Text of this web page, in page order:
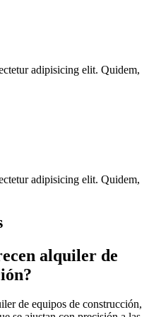
adipisicing elit. Quidem,
adipisicing elit. Quidem,
alquiler de
de equipos de construcción,